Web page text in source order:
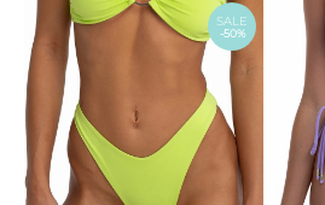
SALE
-50%